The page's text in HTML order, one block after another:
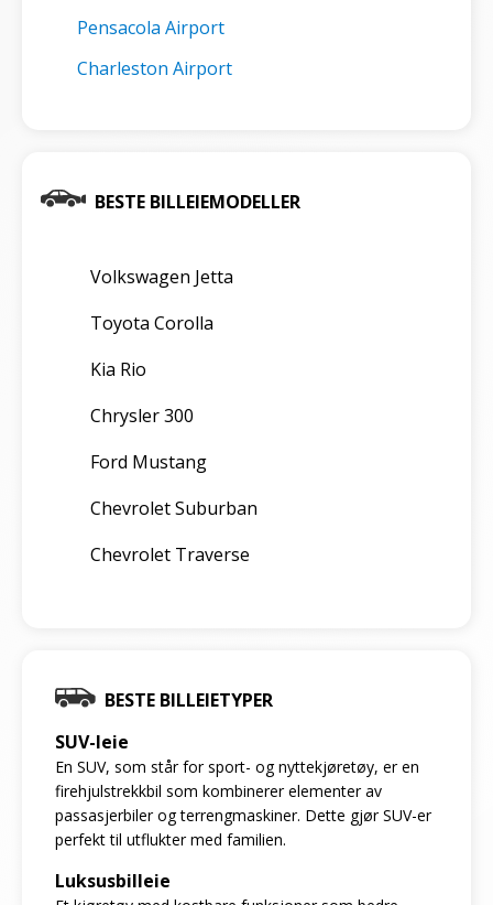
Pensacola Airport
Charleston Airport
BESTE BILLEIEMODELLER
Volkswagen Jetta
Toyota Corolla
Kia Rio
Chrysler 300
Ford Mustang
Chevrolet Suburban
Chevrolet Traverse
BESTE BILLEIETYPER
SUV-leie
En SUV, som står for sport- og nyttekjøretøy, er en
firehjulstrekkbil som kombinerer elementer av
passasjerbiler og terrengmaskiner. Dette gjør SUV-er
perfekt til utflukter med familien.
Luksusbilleie